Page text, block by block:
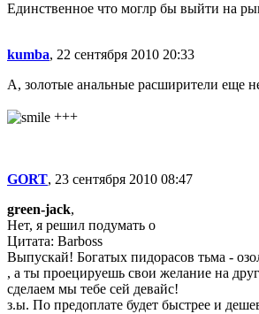
Единственное что моглр бы выйти на
kumba, 22 сентября 2010 20:33
А, золотые анальные расширители еще
+++
GORT, 23 сентября 2010 08:47
green-jack,
Нет, я решил подумать о
Цитата: Barboss
Выпускай! Богатых пидорасов тьма -
, а ты проецируешь свои желание на
сделаем мы тебе сей девайс!
з.ы. По предоплате будет быстрее и